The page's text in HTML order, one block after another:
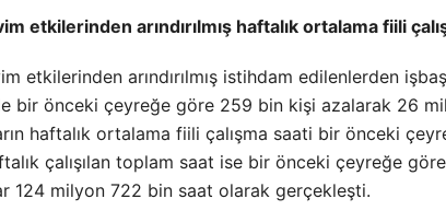
etkilerinden arındırılmış haftalık ortalama fiili
etkilerinden arındırılmış istihdam edilenlerden
bir önceki çeyreğe göre 259 bin kişi azalarak 26
haftalık ortalama fiili çalışma saati bir önceki
çalışılan toplam saat ise bir önceki çeyreğe
124 milyon 722 bin saat olarak gerçekleşti.